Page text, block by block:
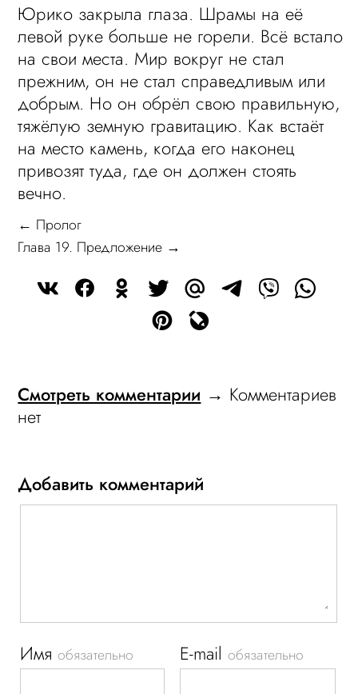
Юрико закрыла глаза. Шрамы на её
левой руке больше не горели. Всё встало
на свои места. Мир вокруг не стал
прежним, он не стал справедливым или
добрым. Но он обрёл свою правильную,
тяжёлую земную гравитацию. Как встаёт
на место камень, когда его наконец
привозят туда, где он должен стоять
вечно.
← Пролог
Глава 19. Предложение →
Смотреть комментарии → Комментариев
нет
Добавить комментарий
Имяобязательно E-mailобязательно